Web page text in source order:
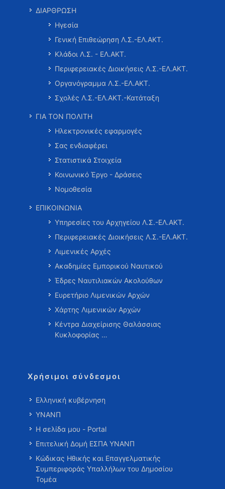
ΔΙΑΡΘΡΩΣΗ
Ηγεσία
Γενική Επιθεώρηση Λ.Σ.-ΕΛ.ΑΚΤ.
Κλάδοι Λ.Σ. - ΕΛ.ΑΚΤ.
Περιφερειακές Διοικήσεις Λ.Σ.-ΕΛ.ΑΚΤ.
Οργανόγραμμα Λ.Σ.-ΕΛ.ΑΚΤ.
Σχολές Λ.Σ.-ΕΛ.ΑΚΤ.-Κατάταξη
ΓΙΑ ΤΟΝ ΠΟΛΙΤΗ
Ηλεκτρονικές εφαρμογές
Σας ενδιαφέρει
Στατιστικά Στοιχεία
Κοινωνικό Έργο - Δράσεις
Νομοθεσία
ΕΠΙΚΟΙΝΩΝΙΑ
Υπηρεσίες του Αρχηγείου Λ.Σ.-ΕΛ.ΑΚΤ.
Περιφερειακές Διοικήσεις Λ.Σ.-ΕΛ.ΑΚΤ.
Λιμενικές Αρχές
Ακαδημίες Εμπορικού Ναυτικού
Έδρες Ναυτιλιακών Ακολούθων
Ευρετήριο Λιμενικών Αρχών
Χάρτης Λιμενικών Αρχών
Κέντρα Διαχείρισης Θαλάσσιας
Κυκλοφορίας …
Χρήσιμοι σύνδεσμοι
Ελληνική κυβέρνηση
ΥΝΑΝΠ
Η σελίδα μου - Portal
Επιτελική Δομή ΕΣΠΑ ΥΝΑΝΠ
Κώδικας Ηθικής και Επαγγελματικής
Συμπεριφοράς Υπαλλήλων του Δημοσίου
Τομέα